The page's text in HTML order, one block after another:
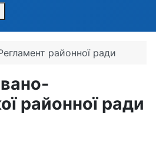
районної ради
районної ради